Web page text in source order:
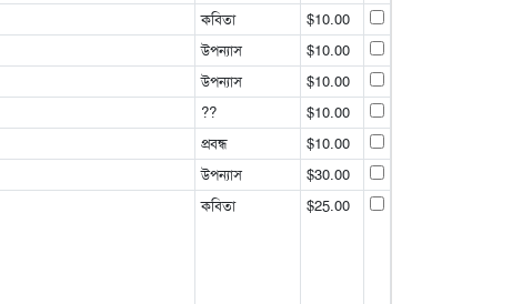
কবিতা
$10.00
উপন্যাস
$10.00
উপন্যাস
$10.00
??
$10.00
প্রবন্ধ
$10.00
উপন্যাস
$30.00
কবিতা $25.00